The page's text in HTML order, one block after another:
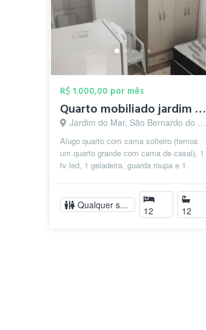
R$ 1.000,00 por mês
Quarto mobiliado jardim do mar - SBC
Jardim do Mar, São Bernardo do Campo - SP
Alugo quarto com cama solteiro (temos
um quarto grande com cama de casal), 1
tv led, 1 geladeira, guarda roupa e 1
Qualquer sexo 12 12